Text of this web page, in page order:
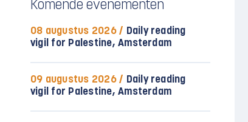
Komende evenementen
08 augustus 2026 / Daily reading
vigil for Palestine, Amsterdam
09 augustus 2026 / Daily reading
vigil for Palestine, Amsterdam